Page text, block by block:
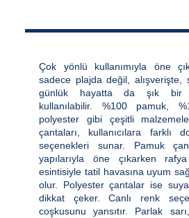
Çok yönlü kullanımıyla öne
sadece plajda değil, alışverişte,
günlük hayatta da şık bir
kullanılabilir. %100 pamuk,
polyester gibi çeşitli
çantaları, kullanıcılara farklı
seçenekleri sunar. Pamuk
yapılarıyla öne çıkarken
esintisiyle tatil havasına uyum
olur. Polyester çantalar ise suya
dikkat çeker. Canlı renk
coşkusunu yansıtır. Parlak